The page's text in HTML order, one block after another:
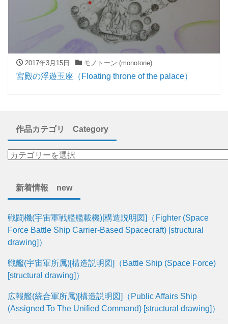
2017年3月15日 モノトーン (monotone)
宮殿の浮遊玉座（Floating throne of the palace）
作品カテゴリ Category
新着情報 new
戦闘機(宇宙軍戦艦艦載機)[構造説明図]（Fighter (Space
Force Battle Ship Carrier-Based Spacecraft) [structural
drawing]）
戦艦(宇宙軍所属)[構造説明図]（Battle Ship (Space Force)
[structural drawing]）
広報艦(統合軍所属)[構造説明図]（Public Affairs Ship
(Assigned To The Unified Command) [structural drawing]）